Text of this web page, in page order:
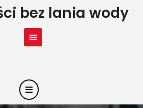
bez lania wody